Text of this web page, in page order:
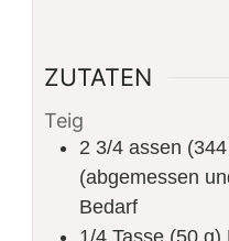
ZUTATEN
Teig
2 3/4 assen
(abgemessen
Bedarf